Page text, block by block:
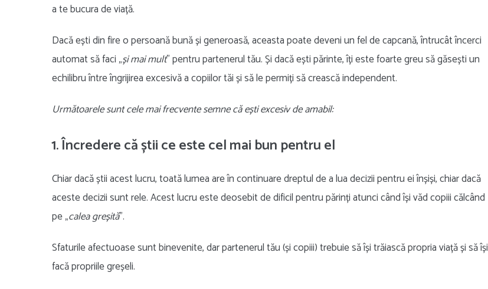
a te bucura de viață.
Dacă ești din fire o persoană bună și generoasă, aceasta poate deveni un fel de capcană, întrucât încerci
automat să faci „și mai mult” pentru partenerul tău. Și dacă ești părinte, îți este foarte greu să găsești un
echilibru între îngrijirea excesivă a copiilor tăi și să le permiți să crească independent.
Următoarele sunt cele mai frecvente semne că ești excesiv de amabil:
1. Încredere că știi ce este cel mai bun pentru el
Chiar dacă știi acest lucru, toată lumea are în continuare dreptul de a lua decizii pentru ei înșiși, chiar dacă
aceste decizii sunt rele. Acest lucru este deosebit de dificil pentru părinți atunci când își văd copiii călcând
pe „calea greșită”.
Sfaturile afectuoase sunt binevenite, dar partenerul tău (și copiii) trebuie să își trăiască propria viață și să își
facă propriile greșeli.